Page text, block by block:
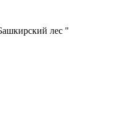
лес "